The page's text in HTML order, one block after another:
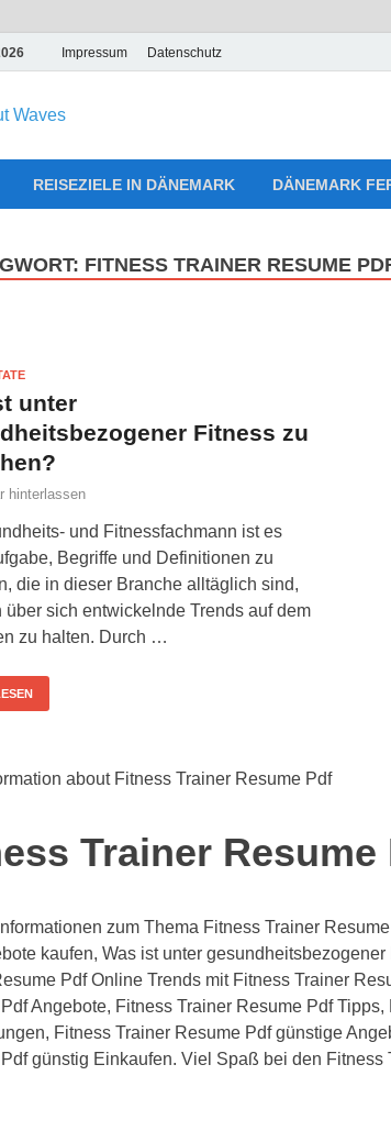
Impressum Datenschutz
Chillout Waves
REISEZIELE IN DÄNEMARK DÄNEMARK
FITNESS TRAINER RESUME
unter
Fitness zu
hinterlassen
und Fitnessfachmann ist es
Begriffe und Definitionen zu
die in dieser Branche alltäglich sind,
über sich entwickelnde Trends auf dem
zu halten. Durch …
about Fitness Trainer Resume Pdf
Trainer Resume
zum Thema Fitness Trainer
kaufen, Was ist unter
Pdf Online Trends mit Fitness Trainer
Angebote, Fitness Trainer Resume Pdf
Fitness Trainer Resume Pdf günstige
günstig Einkaufen. Viel Spaß bei den